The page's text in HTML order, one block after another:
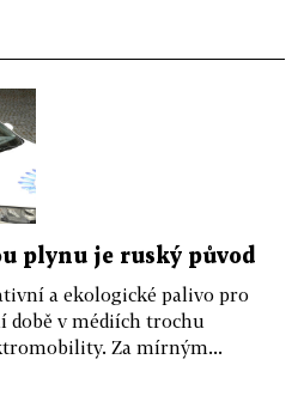
plynu je ruský původ
a ekologické palivo pro
době v médiích trochu
Za mírným...